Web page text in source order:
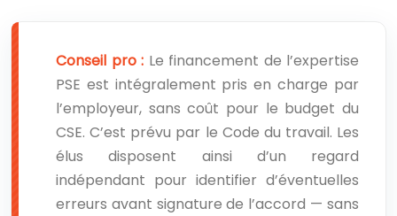
Conseil pro : Le financement de l’expertise
PSE est intégralement pris en charge par
l’employeur, sans coût pour le budget du
CSE. C’est prévu par le Code du travail. Les
élus disposent ainsi d’un regard
indépendant pour identifier d’éventuelles
erreurs avant signature de l’accord — sans